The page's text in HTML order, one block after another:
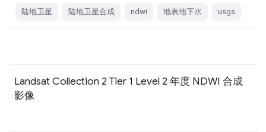
陆地卫星 陆地卫星合成 ndwi 地表地下水 usgs
Landsat Collection 2 Tier 1 Level 2 年度 NDWI 合成
影像